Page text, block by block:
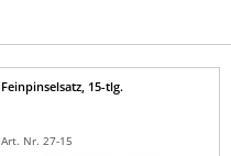
Feinpinselsatz, 15-tlg.
Art. Nr. 27-15